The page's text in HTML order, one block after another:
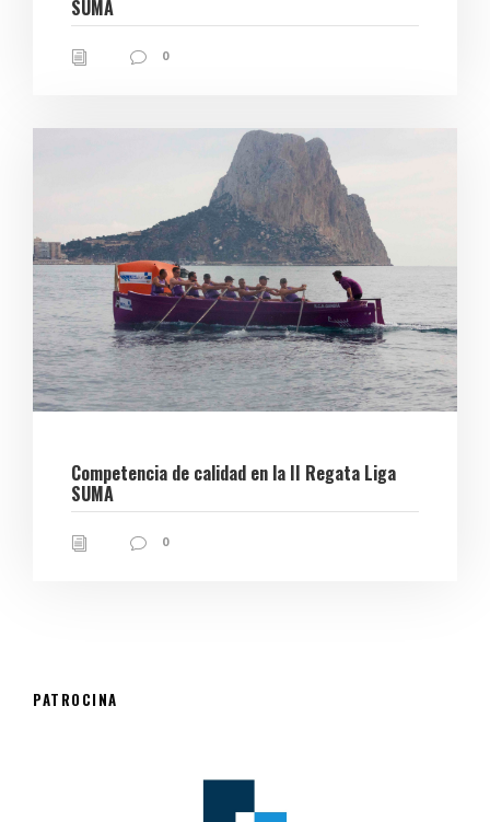
SUMA
0
Competencia de calidad en la II Regata Liga
SUMA
0
PATROCINA